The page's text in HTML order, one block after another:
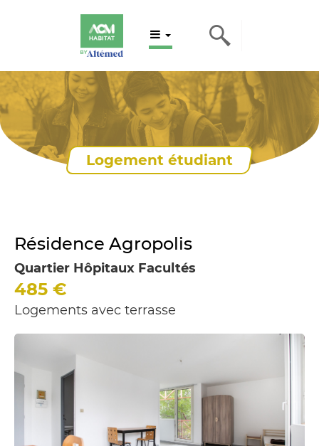
Logement étudiant
Résidence Agropolis
Quartier Hôpitaux Facultés
485 €
Logements avec terrasse